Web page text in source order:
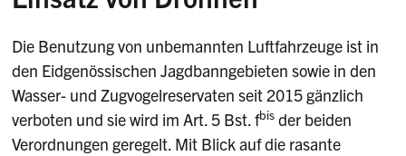
Die Benutzung von unbemannten Luftfahrzeuge ist in
den Eidgenössischen Jagdbanngebieten sowie in den
Wasser- und Zugvogelreservaten seit 2015 gänzlich
verboten und sie wird im Art. 5 Bst. fbis der beiden
Verordnungen geregelt. Mit Blick auf die rasante